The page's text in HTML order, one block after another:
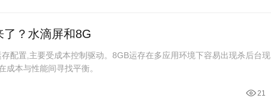
了？水滴屏和8G
配置,主要受成本控制驱动。8GB运存在多应用环境下容易出现杀后台现
成本与性能间寻找平衡。
21